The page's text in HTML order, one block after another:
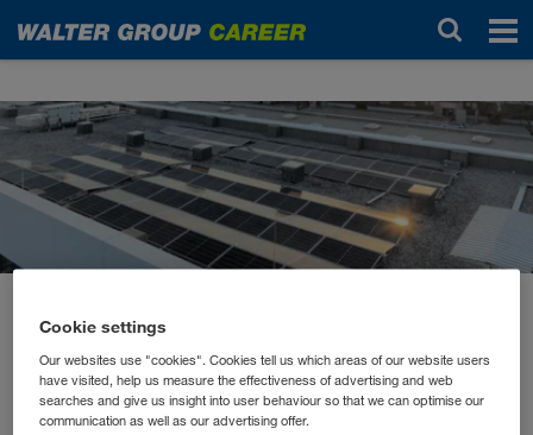
News
Unser Beitrag zum
Klimaschutz
Cookie settings
Our websites use "cookies". Cookies tell us which areas of our website users
have visited, help us measure the effectiveness of advertising and web
searches and give us insight into user behaviour so that we can optimise our
communication as well as our advertising offer.